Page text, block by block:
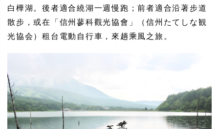
白樺湖。後者適合繞湖一週慢跑；前者適合沿著步道
散步，或在「信州蓼科觀光協會」（信州たてしな観
光協会）租台電動自行車，來趟乘風之旅。